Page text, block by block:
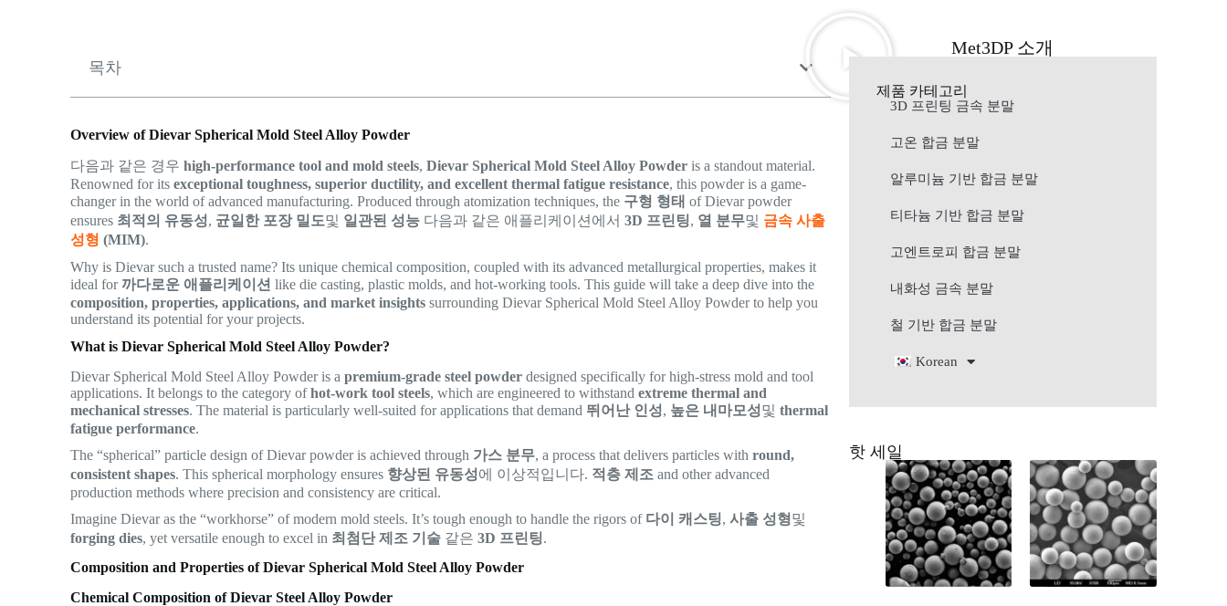
목차
Overview of Dievar Spherical Mold Steel Alloy Powder
다음과 같은 경우high-performance tool and mold steels,Dievar Spherical Mold Steel Alloy Powder is a standout material.
Renowned for itsexceptional toughness, superior ductility, and excellent thermal fatigue resistance, this powder is a game-
changer in the world of advanced manufacturing. Produced through atomization techniques, the 구형 형태 of Dievar powder
ensures 최적의 유동성, 균일한 포장 밀도및 일관된 성능 다음과 같은 애플리케이션에서3D 프린팅, 열 분무및 금속 사출
성형 (MIM).
Why is Dievar such a trusted name? Its unique chemical composition, coupled with its advanced metallurgical properties, makes it
ideal for 까다로운 애플리케이션 like die casting, plastic molds, and hot-working tools. This guide will take a deep dive into the
composition, properties, applications, and market insights surrounding Dievar Spherical Mold Steel Alloy Powder to help you
understand its potential for your projects.
What is Dievar Spherical Mold Steel Alloy Powder?
Dievar Spherical Mold Steel Alloy Powder is apremium-grade steel powder designed specifically for high-stress mold and tool
applications. It belongs to the category ofhot-work tool steels, which are engineered to withstandextreme thermal and
mechanical stresses. The material is particularly well-suited for applications that demand 뛰어난 인성, 높은 내마모성및thermal
fatigue performance.
The “spherical” particle design of Dievar powder is achieved through 가스 분무, a process that delivers particles withround,
consistent shapes. This spherical morphology ensures 향상된 유동성에 이상적입니다. 적층 제조 and other advanced
production methods where precision and consistency are critical.
Imagine Dievar as the “workhorse” of modern mold steels. It’s tough enough to handle the rigors of 다이 캐스팅,사출 성형및
forging dies, yet versatile enough to excel in 최첨단 제조 기술 같은3D 프린팅.
Composition and Properties of Dievar Spherical Mold Steel Alloy Powder
Chemical Composition of Dievar Steel Alloy Powder
Met3DP 소개
제품 카테고리
3D 프린팅 금속 분말
고온 합금 분말
알루미늄 기반 합금 분말
티타늄 기반 합금 분말
고엔트로피 합금 분말
내화성 금속 분말
철 기반 합금 분말
Korean
핫 세일